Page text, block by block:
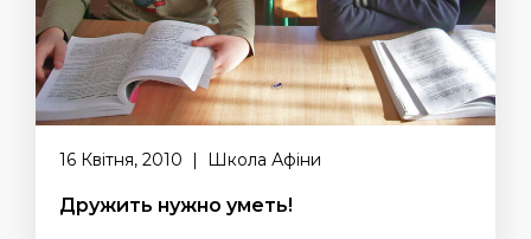
16 Квітня, 2010 | Школа Афіни
Дружить нужно уметь!